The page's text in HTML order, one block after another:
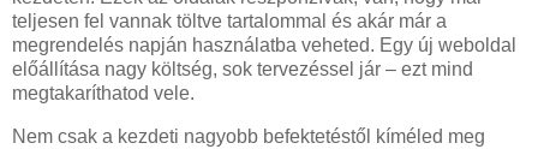
teljesen fel vannak töltve tartalommal és akár már a
megrendelés napján használatba veheted. Egy új weboldal
előállítása nagy költség, sok tervezéssel jár – ezt mind
megtakaríthatod vele.
Nem csak a kezdeti nagyobb befektetéstől kíméled meg